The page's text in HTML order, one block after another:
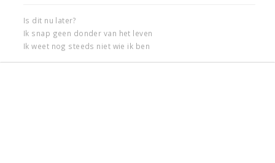
Is dit nu later?
Ik snap geen donder van het leven
Ik weet nog steeds niet wie ik ben